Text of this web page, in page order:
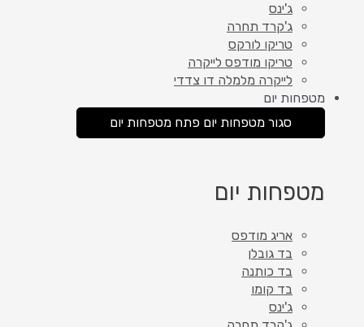
ג'ינס
ג'קרד תחרה
טריקו לורקס
טריקו מודפס לייקרה
לייקרה מלמלה דו צדדי
מטפחות יום
סגור מטפחות יום פתח מטפחות יום
מטפחות יום
אריג מודפס
בד גובלן
בד כותנה
בד קומו
ג'ינס